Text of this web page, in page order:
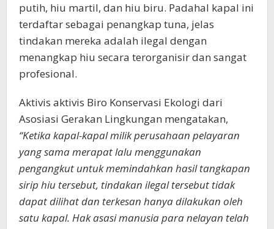
putih, hiu martil, dan hiu biru. Padahal kapal ini
terdaftar sebagai penangkap tuna, jelas
tindakan mereka adalah ilegal dengan
menangkap hiu secara terorganisir dan sangat
profesional.
Aktivis aktivis Biro Konservasi Ekologi dari
Asosiasi Gerakan Lingkungan mengatakan,
“Ketika kapal-kapal milik perusahaan pelayaran
yang sama merapat lalu menggunakan
pengangkut untuk memindahkan hasil tangkapan
sirip hiu tersebut, tindakan ilegal tersebut tidak
dapat dilihat dan terkesan hanya dilakukan oleh
satu kapal. Hak asasi manusia para nelayan telah